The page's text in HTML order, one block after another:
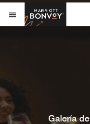
Skip to Content
Abrir el menú
Galería